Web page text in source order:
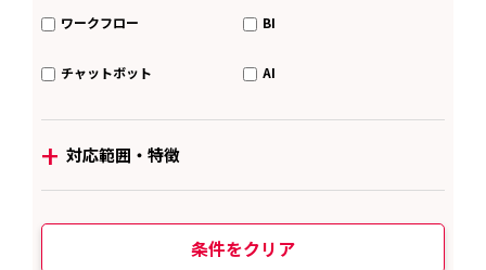
ワークフロー BI
チャットボット AI
+ 対応範囲・特徴
条件をクリア